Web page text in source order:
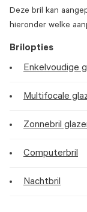
Deze bril kan
hieronder welke
Brilopties
Enkelvoudige
Multifocale
Zonnebril
Computerbril
Nachtbril